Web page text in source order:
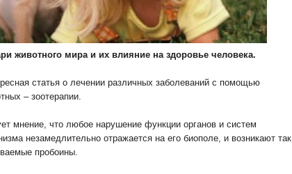
животного мира и их влияние на здоровье человека.
статья о лечении различных заболеваний с помощью
– зоотерапии.
мнение, что любое нарушение функции органов и систем
незамедлительно отражается на его биополе, и возникают так
пробоины.